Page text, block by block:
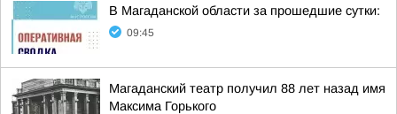
В Магаданской области за прошедшие сутки:
09:45
Магаданский театр получил 88 лет назад имя
Максима Горького